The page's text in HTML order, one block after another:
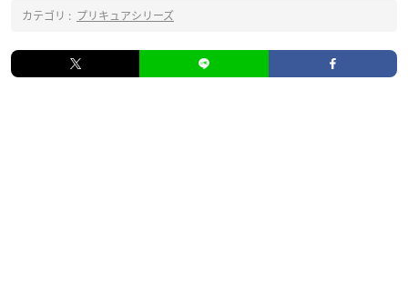
カテゴリ : プリキュアシリーズ